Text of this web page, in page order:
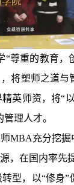
尊重的教育，
将塑师之道
英师资，将“
理人才。
MBA充分挖
，在国内率先
型，以“修身